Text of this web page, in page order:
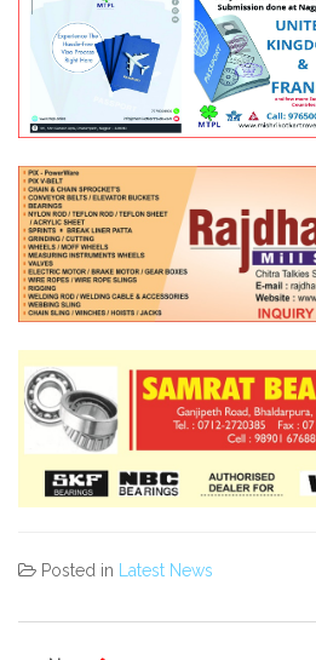
Posted in Latest News